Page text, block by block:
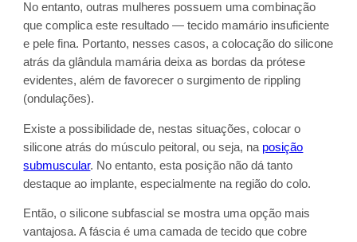
No entanto, outras mulheres possuem uma combinação
que complica este resultado — tecido mamário insuficiente
e pele fina. Portanto, nesses casos, a colocação do silicone
atrás da glândula mamária deixa as bordas da prótese
evidentes, além de favorecer o surgimento de rippling
(ondulações).
Existe a possibilidade de, nestas situações, colocar o
silicone atrás do músculo peitoral, ou seja, na posição
submuscular. No entanto, esta posição não dá tanto
destaque ao implante, especialmente na região do colo.
Então, o silicone subfascial se mostra uma opção mais
vantajosa. A fáscia é uma camada de tecido que cobre